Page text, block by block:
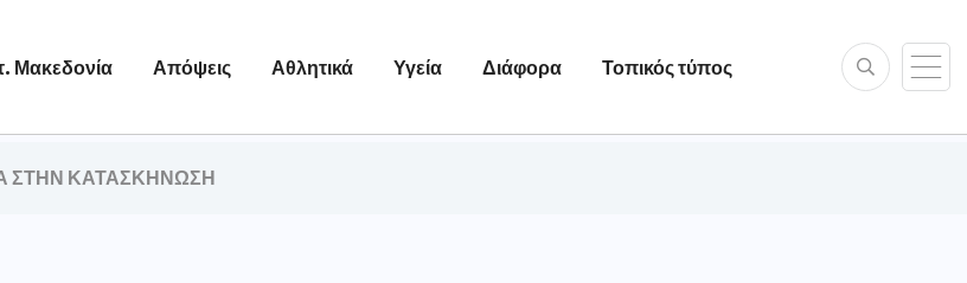
Μακεδονία Απόψεις Αθλητικά Υγεία Διάφορα Τοπικός τύπος
ΣΤΗΝ ΚΑΤΑΣΚΗΝΩΣΗ